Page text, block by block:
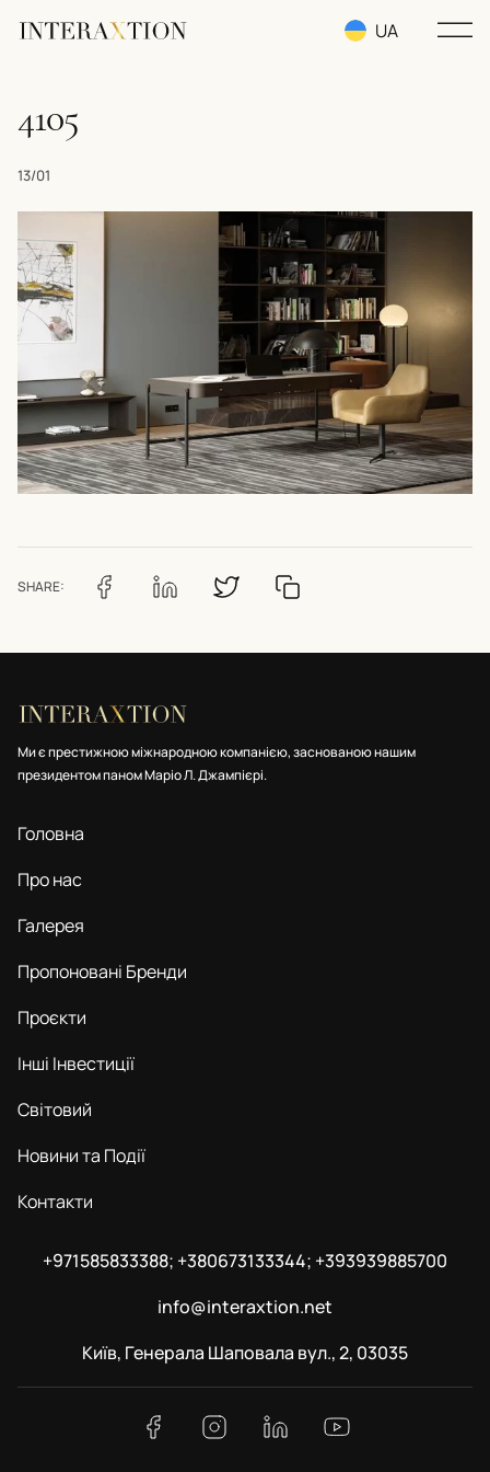
UA
4105
13/01
SHARE:
Ми є престижною міжнародною компанією, заснованою нашим
президентом паном Маріо Л. Джампієрі.
Головна
Про нас
Галерея
Пропоновані Бренди
Проєкти
Інші Інвестиції
Світовий
Новини та Події
Контакти
+971585833388; +380673133344; +393939885700
info@interaxtion.net
Київ, Генерала Шаповала вул., 2, 03035